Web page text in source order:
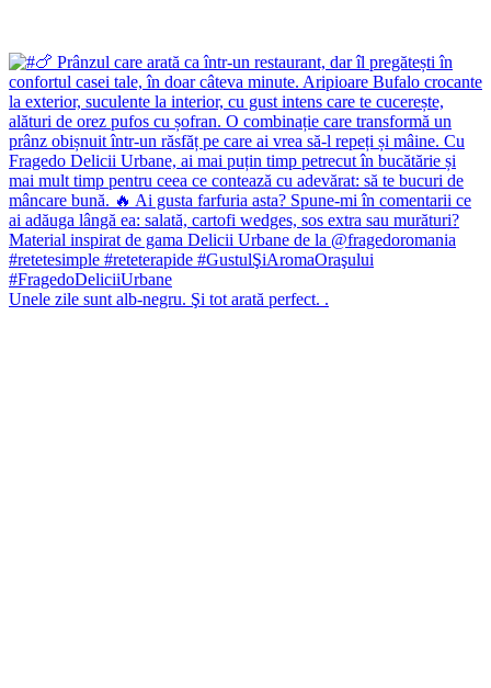
Unele zile sunt alb-negru. Şi tot arată perfect. .